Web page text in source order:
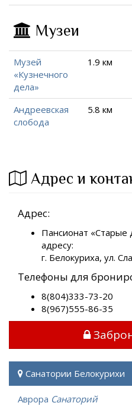
Музеи
Музей
«Кузнечного
дела»
1.9 км
Андреевская
слобода
5.8 км
Адрес и
Адрес:
Пансионат «Старые
адресу:
г. Белокуриха, ул.
Телефоны для
8(804)333-73-20
8(967)555-86-35
Санатории Белокурихи
Аврора Санаторий